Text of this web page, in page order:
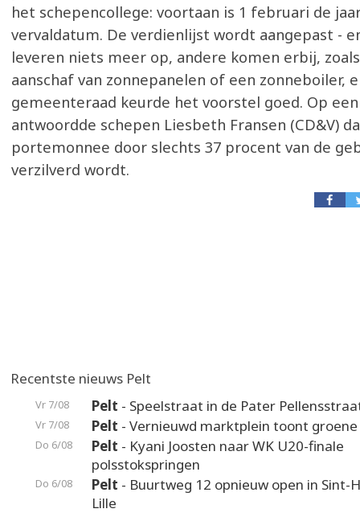
het schepencollege: voortaan is 1 februari de
vervaldatum. De verdienlijst wordt aangepast -
leveren niets meer op, andere komen erbij,
aanschaf van zonnepanelen of een zonneboiler,
gemeenteraad keurde het voorstel goed. Op
antwoordde schepen Liesbeth Fransen (CD&V)
portemonnee door slechts 37 procent van de
verzilverd wordt.
Recentste nieuws Pelt
Vr 7/08 Pelt - Speelstraat in de Pater
Vr 7/08 Pelt - Vernieuwd marktplein toont
Do 6/08 Pelt - Kyani Joosten naar WK U20-finale
polsstokspringen
Do 6/08 Pelt - Buurtweg 12 opnieuw open in Sint-
Lille